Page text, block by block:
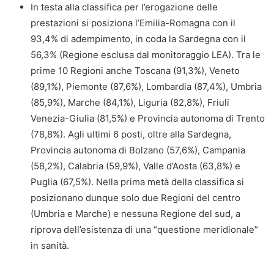
In testa alla classifica per l’erogazione delle
prestazioni si posiziona l’Emilia-Romagna con il
93,4% di adempimento, in coda la Sardegna con il
56,3% (Regione esclusa dal monitoraggio LEA). Tra le
prime 10 Regioni anche Toscana (91,3%), Veneto
(89,1%), Piemonte (87,6%), Lombardia (87,4%), Umbria
(85,9%), Marche (84,1%), Liguria (82,8%), Friuli
Venezia-Giulia (81,5%) e Provincia autonoma di Trento
(78,8%). Agli ultimi 6 posti, oltre alla Sardegna,
Provincia autonoma di Bolzano (57,6%), Campania
(58,2%), Calabria (59,9%), Valle d’Aosta (63,8%) e
Puglia (67,5%). Nella prima metà della classifica si
posizionano dunque solo due Regioni del centro
(Umbria e Marche) e nessuna Regione del sud, a
riprova dell’esistenza di una “questione meridionale”
in sanità.